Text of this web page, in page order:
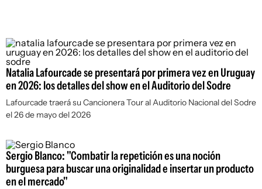
Natalia Lafourcade se presentará por primera vez en Uruguay
en 2026: los detalles del show en el Auditorio del Sodre
Lafourcade traerá su Cancionera Tour al Auditorio Nacional del Sodre
el 26 de mayo del 2026
Sergio Blanco: "Combatir la repetición es una noción
burguesa para buscar una originalidad e insertar un producto
en el mercado"